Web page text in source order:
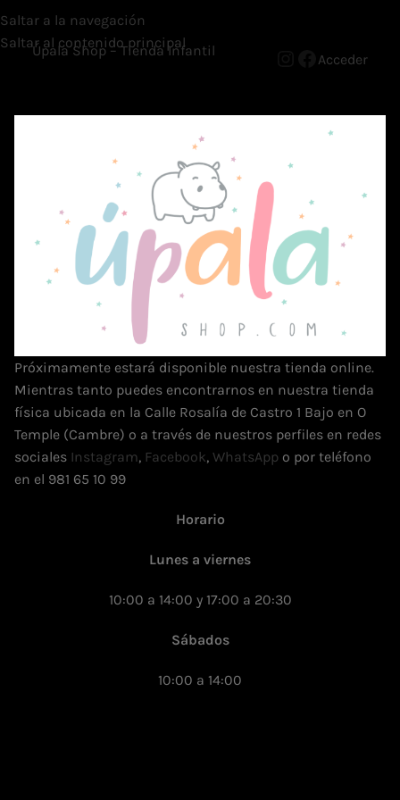
Saltar a la navegación
Saltar al contenido principal
Úpala Shop – Tienda Infantil
Acceder
Próximamente estará disponible nuestra tienda online.
Mientras tanto puedes encontrarnos en nuestra tienda
física ubicada en la Calle Rosalía de Castro 1 Bajo en O
Temple (Cambre) o a través de nuestros perfiles en redes
sociales Instagram, Facebook, WhatsApp o por teléfono
en el 981 65 10 99
Horario
Lunes a viernes
10:00 a 14:00 y 17:00 a 20:30
Sábados
10:00 a 14:00